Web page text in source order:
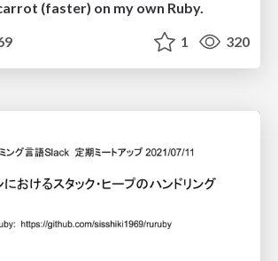
(faster) on my own Ruby.
1 320